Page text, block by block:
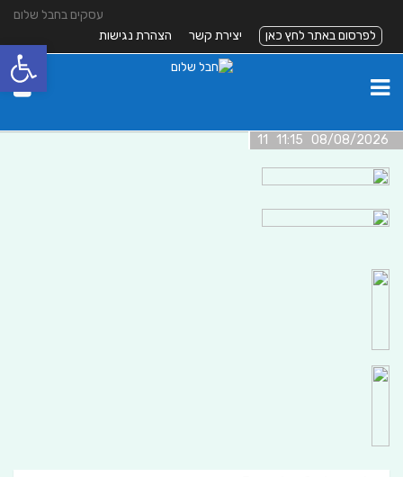
עסקים בחבל שלום
לפרסום באתר לחץ כאן
יצירת קשר הצהרת נגישות
08/08/2026 11:15 11
פתח